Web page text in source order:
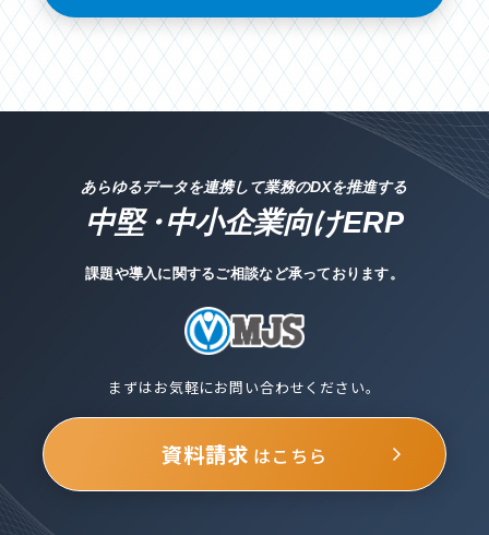
あらゆるデータを連携して業務のDXを推進する
中堅・中小企業向けERP
課題や導入に関するご相談など承っております。
まずはお気軽にお問い合わせください。
資料請求 はこちら